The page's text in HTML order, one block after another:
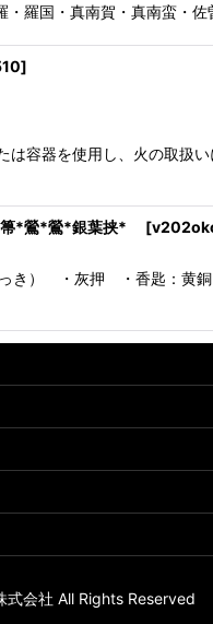
賀・真南蛮・佐曽羅
]
器を使用し、火の取扱
*鶯*鶯*銀葉挟* [
） ・灰押 ・香匙：黄銅
会社 All Rights Reserved